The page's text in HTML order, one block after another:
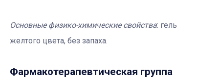
Основные физико-химические свойства: гель
желтого цвета, без запаха.
Фармакотерапевтичеcкая группа